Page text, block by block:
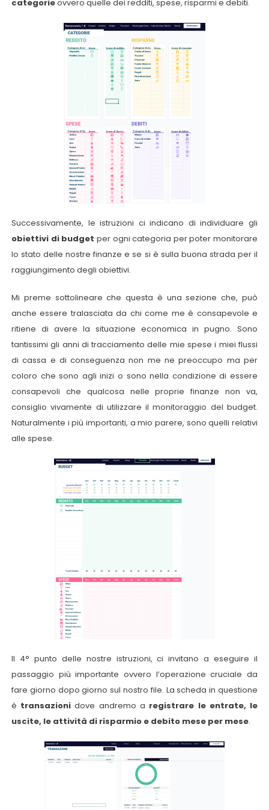
categorieovvero quelle dei redditi, spese, risparmi e debiti.
Successivamente, le istruzioni ci indicano di individuare gli
obiettivi di budget per ogni categoria per poter monitorare
lo stato delle nostre finanze e se si è sulla buona strada per il
raggiungimento degli obiettivi.
Mi preme sottolineare che questa è una sezione che, può
anche essere tralasciata da chi come me è consapevole e
ritiene di avere la situazione economica in pugno. Sono
tantissimi gli anni di tracciamento delle mie spese i miei flussi
di cassa e di conseguenza non me ne preoccupo ma per
coloro che sono agli inizi o sono nella condizione di essere
consapevoli che qualcosa nelle proprie finanze non va,
consiglio vivamente di utilizzare il monitoraggio del budget.
Naturalmente i più importanti, a mio parere, sono quelli relativi
alle spese.
Il 4° punto delle nostre istruzioni, ci invitano a eseguire il
passaggio più importante ovvero l’operazione cruciale da
fare giorno dopo giorno sul nostro file. La scheda in questione
è transazioni dove andremo a registrare le entrate, le
uscite, le attività di risparmio e debito mese per mese.